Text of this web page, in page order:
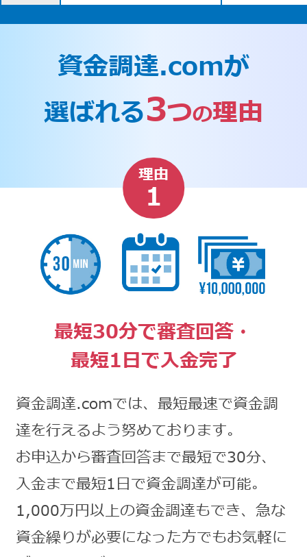
資金調達.comが
選ばれる3つの理由
理由
1
最短30分で審査回答・
最短1日で入金完了
資金調達.comでは、最短最速で資金調
達を行えるよう努めております。
お申込から審査回答まで最短で30分、
入金まで最短1日で資金調達が可能。
1,000万円以上の資金調達もでき、急な
資金繰りが必要になった方でもお気軽に